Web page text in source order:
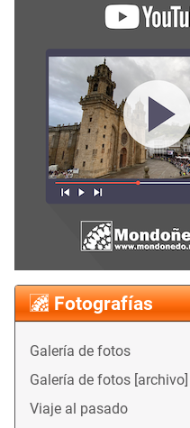
Fotografías
Galería de fotos
Galería de fotos [archivo]
Viaje al pasado